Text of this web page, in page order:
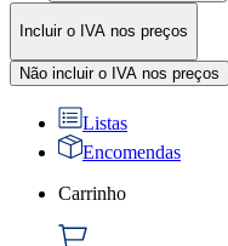
Incluir o IVA nos preços
Não incluir o IVA nos preços
Listas
Encomendas
Carrinho